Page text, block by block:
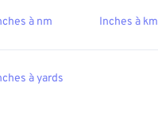
à nm Inches à km
à yards